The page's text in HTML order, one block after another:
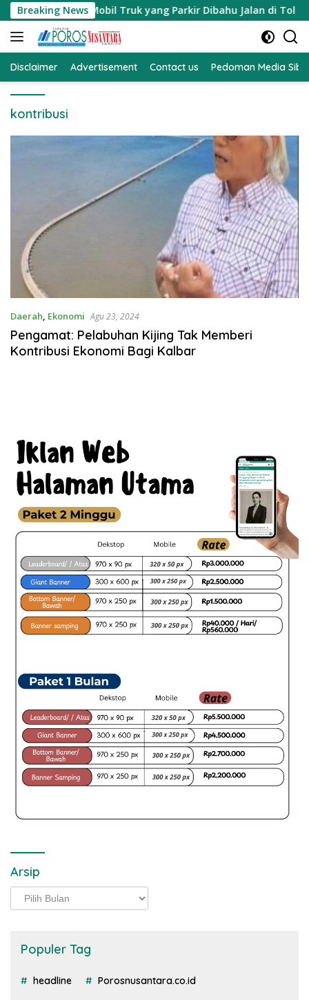
Langsung
ke
konten
Breaking News
Mobil Truk yang Parkir Dibahu Jalan di Tol CSI
Disclaimer Advertisement Contact us Pedoman Media
kontribusi
Daerah, Ekonomi Agu 23, 2024
Pengamat: Pelabuhan Kijing Tak Memberi
Kontribusi Ekonomi Bagi Kalbar
Arsip
Arsip
Populer Tag
headline Porosnusantara.co.id